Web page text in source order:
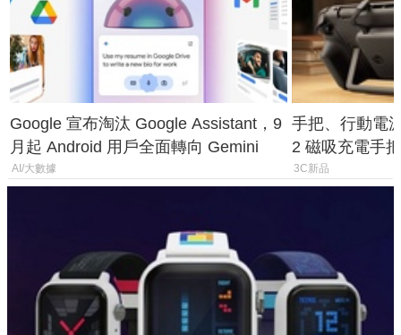
Google 宣布淘汰 Google Assistant，9
月起 Android 用戶全面轉向 Gemini
AI/大數據
手把、行動電
2 磁吸充電手
倍
3C新品